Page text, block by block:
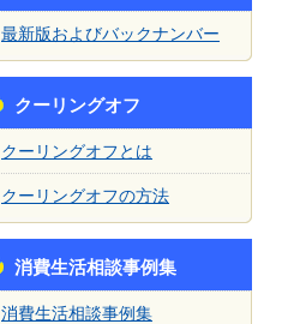
最新版およびバックナンバー
クーリングオフ
クーリングオフとは
クーリングオフの方法
消費生活相談事例集
消費生活相談事例集